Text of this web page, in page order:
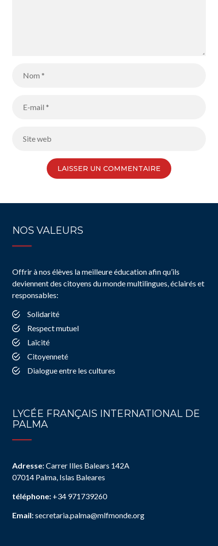
NOS VALEURS
Offrir à nos élèves la meilleure éducation afin qu’ils
deviennent des citoyens du monde multilingues, éclairés et
responsables:
Solidarité
Respect mutuel
Laïcité
Citoyenneté
Dialogue entre les cultures
LYCÉE FRANÇAIS INTERNATIONAL DE
PALMA
Adresse:Carrer Illes Balears 142A
07014 Palma, Islas Baleares
téléphone: +34 971739260
Email:secretaria.palma@mlfmonde.org